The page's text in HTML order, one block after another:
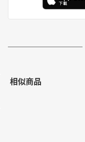
湯姆歷險記15_第十六章
湯姆歷險記16_第十七章
湯姆歷險記18_第十九章
湯姆歷險記21_第二十二章
相似商品